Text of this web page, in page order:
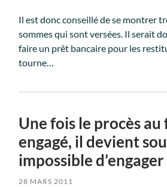
Il est donc conseillé de se montrer
sommes qui sont versées. Il serait
faire un prêt bancaire pour les
tourne…
Une fois le procès au
engagé, il devient
impossible
28 MARS 2011